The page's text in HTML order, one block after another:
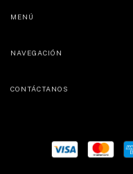
MENÚ
NAVEGACIÓN
CONTÁCTANOS